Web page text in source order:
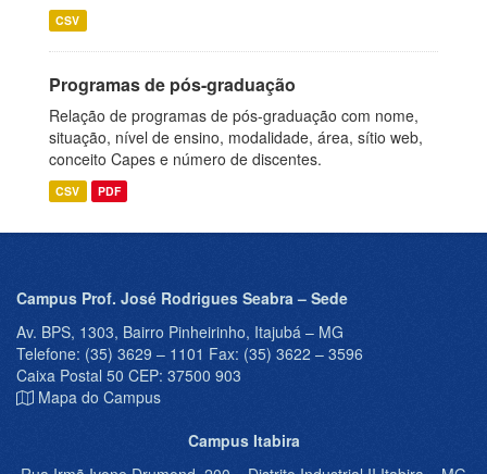
CSV
Programas de pós-graduação
Relação de programas de pós-graduação com nome,
situação, nível de ensino, modalidade, área, sítio web,
conceito Capes e número de discentes.
CSV PDF
Campus Prof. José Rodrigues Seabra – Sede
Av. BPS, 1303, Bairro Pinheirinho, Itajubá – MG
Telefone: (35) 3629 – 1101 Fax: (35) 3622 – 3596
Caixa Postal 50 CEP: 37500 903
Mapa do Campus
Campus Itabira